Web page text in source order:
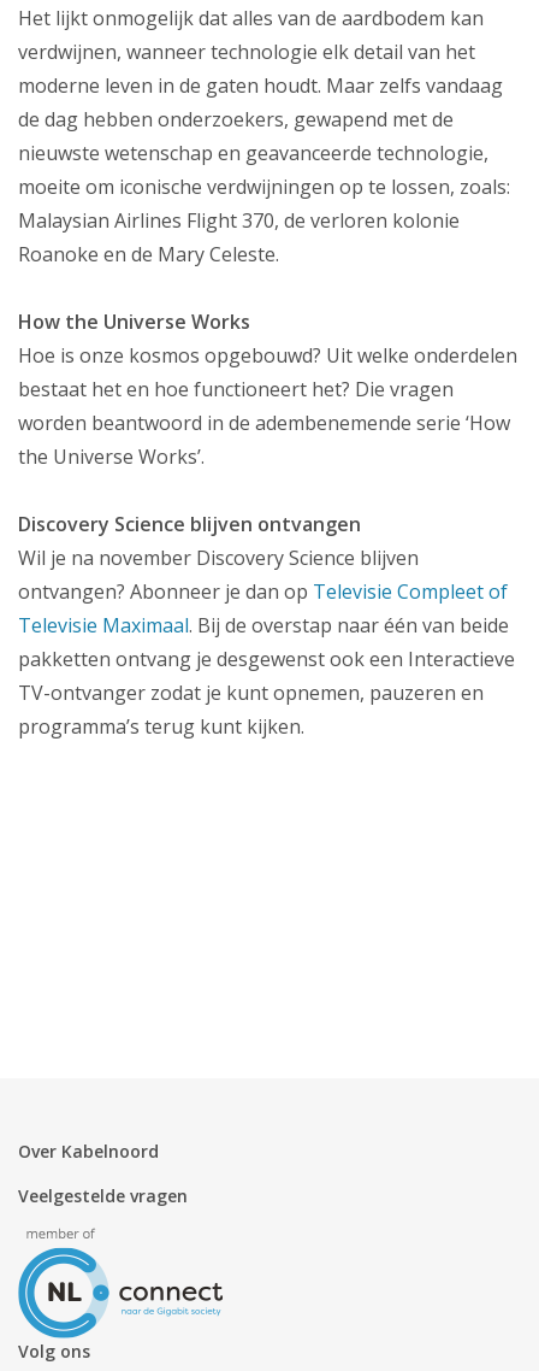
Het lijkt onmogelijk dat alles van de aardbodem kan
verdwijnen, wanneer technologie elk detail van het
moderne leven in de gaten houdt. Maar zelfs vandaag
de dag hebben onderzoekers, gewapend met de
nieuwste wetenschap en geavanceerde technologie,
moeite om iconische verdwijningen op te lossen, zoals:
Malaysian Airlines Flight 370, de verloren kolonie
Roanoke en de Mary Celeste.
How the Universe Works
Hoe is onze kosmos opgebouwd? Uit welke onderdelen
bestaat het en hoe functioneert het? Die vragen
worden beantwoord in de adembenemende serie ‘How
the Universe Works’.
Discovery Science blijven ontvangen
Wil je na november Discovery Science blijven
ontvangen? Abonneer je dan op Televisie Compleet of
Televisie Maximaal. Bij de overstap naar één van beide
pakketten ontvang je desgewenst ook een Interactieve
TV-ontvanger zodat je kunt opnemen, pauzeren en
programma’s terug kunt kijken.
Over Kabelnoord
Veelgestelde vragen
Volg ons